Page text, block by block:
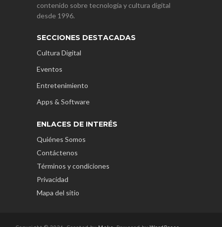
contenido sobre tecnología y cultura digital
desde 1996.
SECCIONES DESTACADAS
Cultura Digital
Eventos
Entretenimiento
Apps & Software
ENLACES DE INTERÉS
Quiénes Somos
Contáctenos
Términos y condiciones
Privacidad
Mapa del sitio